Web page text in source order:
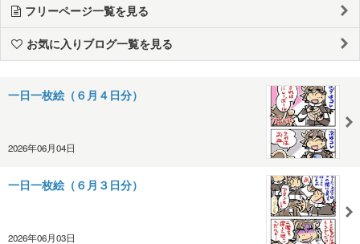
フリーページ一覧を見る
お気に入りブログ一覧を見る
一日一枚絵（６月４日分）
2026年06月04日
一日一枚絵（６月３日分）
2026年06月03日